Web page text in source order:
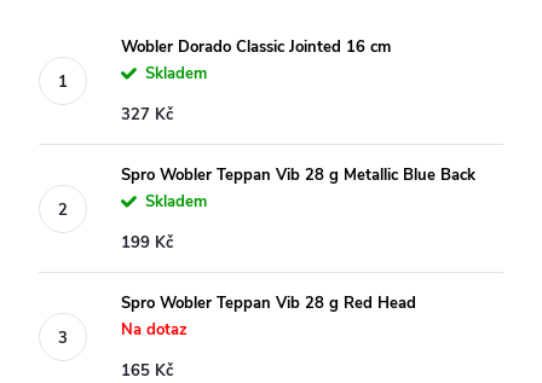
Wobler Dorado Classic Jointed 16 cm
Skladem
327 Kč
Spro Wobler Teppan Vib 28 g Metallic Blue Back
Skladem
199 Kč
Spro Wobler Teppan Vib 28 g Red Head
Na dotaz
165 Kč